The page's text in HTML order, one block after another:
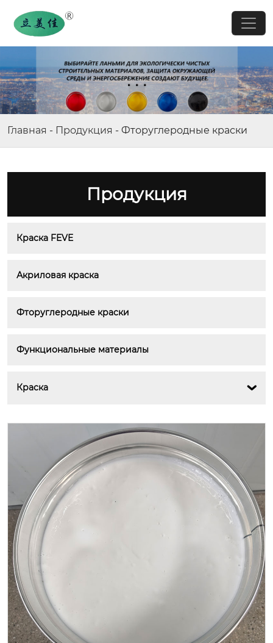
Главная - Продукция - Фторуглеродные краски
Продукция
Краска FEVE
Акриловая краска
Фторуглеродные краски
Функциональные материалы
Краска 